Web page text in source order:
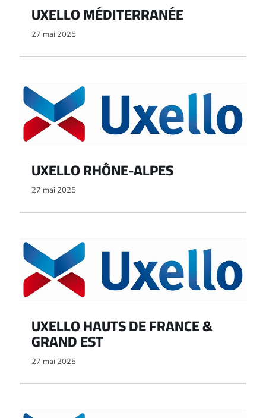
UXELLO MÉDITERRANÉE
27 mai 2025
UXELLO RHÔNE-ALPES
27 mai 2025
UXELLO HAUTS DE FRANCE &
GRAND EST
27 mai 2025